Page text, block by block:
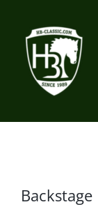
Inhalt
springen
Backstage